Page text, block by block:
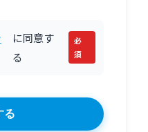
に同意す
る
必
須